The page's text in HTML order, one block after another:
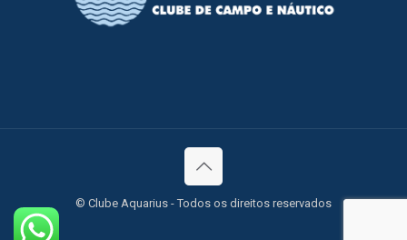
© Clube Aquarius - Todos os direitos reservados